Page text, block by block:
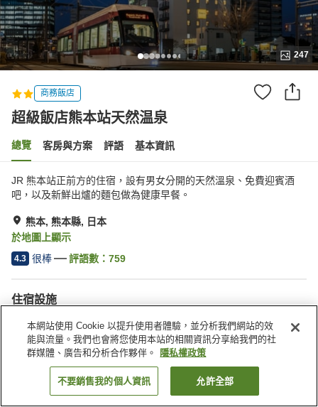
247
商務飯店
超級飯店熊本站天然温泉
總覽 客房與方案 評語 基本資訊
JR 熊本站正前方的住宿，設有男女分開的天然溫泉、免費迎賓酒
吧，以及新鮮出爐的麵包做為健康早餐。
熊本, 熊本縣, 日本
於地圖上顯示
4.3 很棒 評語數： 759
住宿設施
自動販賣機
公共澡堂
公共澡堂（溫泉）
付費洗衣房
找客房
本網站使用 Cookie 以提升使用者體驗，並分析我們網站的效
能與流量。我們也會將您使用本站的相關資訊分享給我們的社
群媒體、廣告和分析合作夥伴。
隱私權政策
不要銷售我的個人資訊 允許全部